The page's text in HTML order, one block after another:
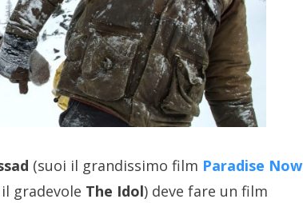
(suoi il grandissimo film Paradise Now
gradevole The Idol) deve fare un film